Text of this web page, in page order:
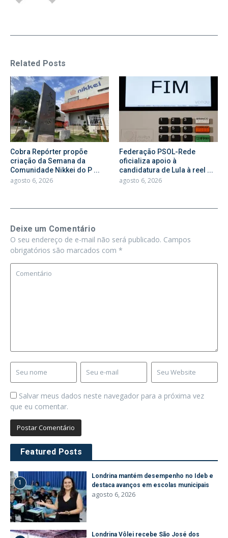
Related Posts
Cobra Repórter propõe
criação da Semana da
Comunidade Nikkei do P ...
agosto 6, 2026
Federação PSOL-Rede
oficializa apoio à
candidatura de Lula à reel ...
agosto 6, 2026
Deixe um Comentário
O seu endereço de e-mail não será publicado. Campos
obrigatórios são marcados com *
Salvar meus dados neste navegador para a próxima vez
que eu comentar.
Featured Posts
1
Londrina mantém desempenho no Ideb e
destaca avanços em escolas municipais
agosto 6, 2026
Londrina Vôlei recebe São José dos